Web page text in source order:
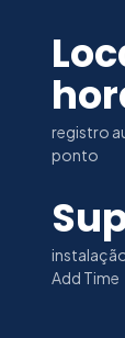
registro
ponto
Add Time